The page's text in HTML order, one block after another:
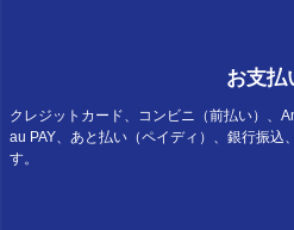
お支払
クレジットカード、コンビニ（前払い）、
au PAY、あと払い（ペイディ）、銀行振込
す。